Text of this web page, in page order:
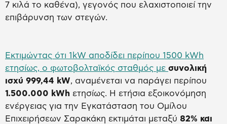
7 κιλά το καθένα), γεγονός που ελαχιστοποιεί την
επιβάρυνση των στεγών.
Εκτιμώντας ότι 1kW αποδίδει περίπου 1500 kWh
ετησίως, ο φωτοβολταϊκός σταθμός με συνολική
ισχύ 999,44 kW, αναμένεται να παράγει περίπου
1.500.000 kWh ετησίως. Η ετήσια εξοικονόμηση
ενέργειας για την Εγκατάσταση του Ομίλου
Επιχειρήσεων Σαρακάκη εκτιμάται μεταξύ 82% και